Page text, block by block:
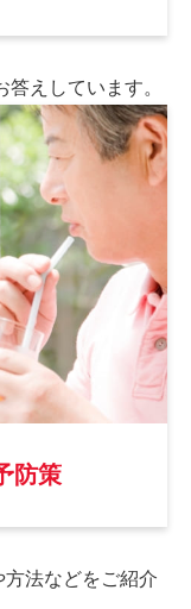
えしています。
防策
方法などをご紹介